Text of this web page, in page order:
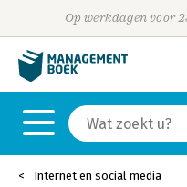
Op werkdagen voor
Internet en social media